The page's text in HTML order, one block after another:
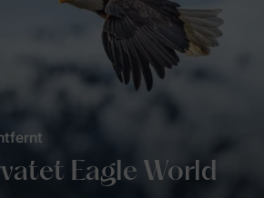
Eagle World